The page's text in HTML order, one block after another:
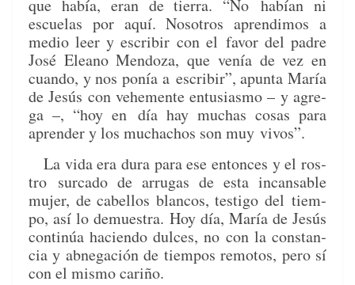
que había, eran de tier­ra. “Nohabían ni
escue­las por aquí. Nosotros aprendi­mos a
medio leer y escribir con el favor del padre
José Eleano Men­doza, que venía de vez en
cuan­do, y nos ponía a escribir”, apun­ta María
de Jesús con vehe­mente entu­si­as­mo – y agre­
ga –, “hoy en día hay muchas cosas para
apren­der y los mucha­chos son muy vivos”.
La vida era dura para ese entonces y el ros­
tro sur­ca­do de arru­gas de esta incans­able
mujer, de cabel­los blan­cos, tes­ti­go del tiem­
po, así lo demues­tra. Hoy día, María de Jesús
con­tinúa hacien­do dul­ces, nocon la con­stan­
cia y abne­gación de tiem­pos remo­tos, pero sí
con el mis­mo cariño.